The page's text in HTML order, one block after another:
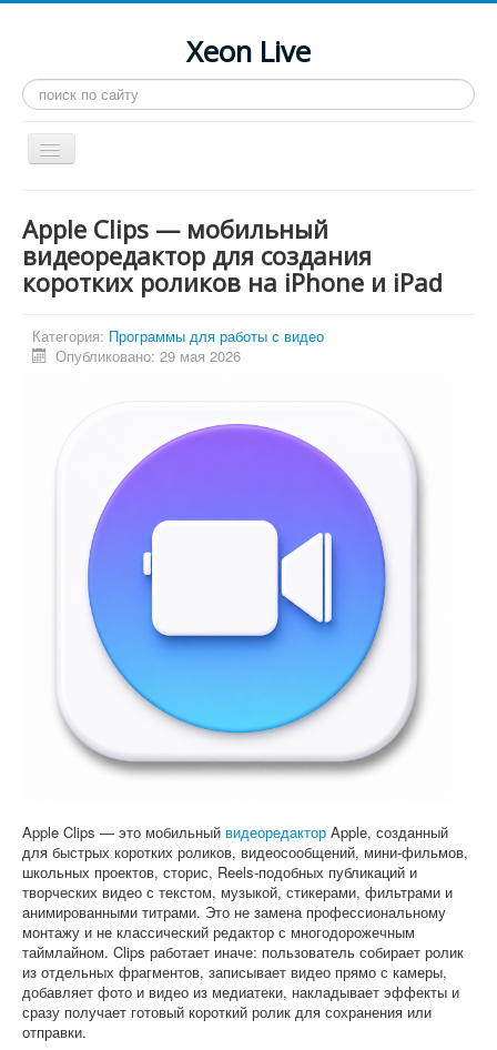
Xeon Live
Искать...
Toggle
Navigation
LGA 2011-3
LGA 2011
Инструкции
Системные программы
Apple Clips — мобильный
видеоредактор для создания
коротких роликов на iPhone и iPad
Категория: Программы для работы с видео
Опубликовано: 29 мая 2026
Apple Clips — это мобильный видеоредактор Apple, созданный
для быстрых коротких роликов, видеосообщений, мини-фильмов,
школьных проектов, сторис, Reels-подобных публикаций и
творческих видео с текстом, музыкой, стикерами, фильтрами и
анимированными титрами. Это не замена профессиональному
монтажу и не классический редактор с многодорожечным
таймлайном. Clips работает иначе: пользователь собирает ролик
из отдельных фрагментов, записывает видео прямо с камеры,
добавляет фото и видео из медиатеки, накладывает эффекты и
сразу получает готовый короткий ролик для сохранения или
отправки.